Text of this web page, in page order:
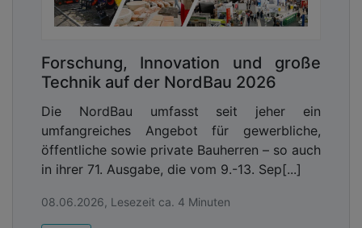
Forschung, Innovation und große
Technik auf der NordBau 2026
Die NordBau umfasst seit jeher ein
umfangreiches Angebot für gewerbliche,
öffentliche sowie private Bauherren – so auch
in ihrer 71. Ausgabe, die vom 9.-13. Sep[...]
08.06.2026, Lesezeit ca. 4 Minuten